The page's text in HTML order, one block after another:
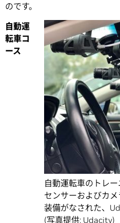
のです。
自動運転車のトレ
センサーおよびカ
装備がなされた、
(写真提供: Udacity)
自動運
転車コ
ース